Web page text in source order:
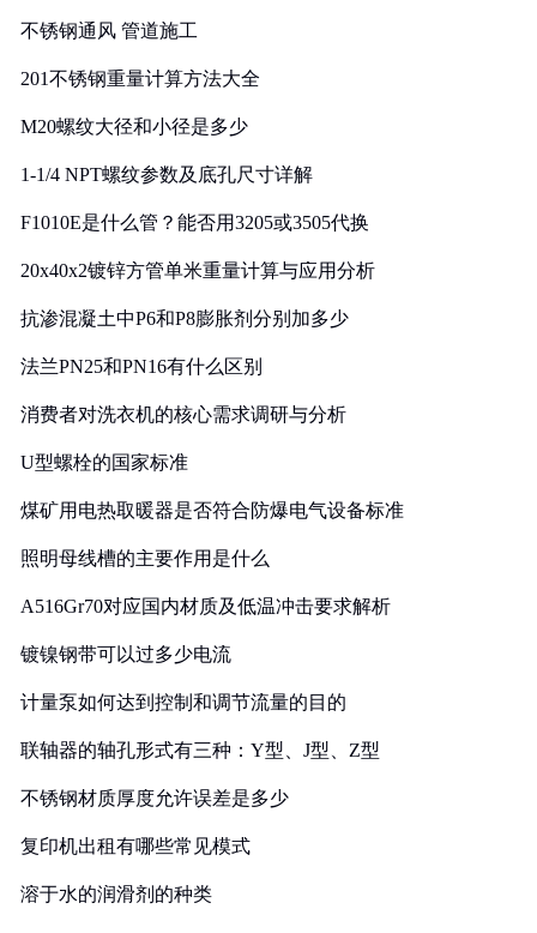
不锈钢通风 管道施工
201不锈钢重量计算方法大全
M20螺纹大径和小径是多少
1-1/4 NPT螺纹参数及底孔尺寸详解
F1010E是什么管？能否用3205或3505代换
20x40x2镀锌方管单米重量计算与应用分析
抗渗混凝土中P6和P8膨胀剂分别加多少
法兰PN25和PN16有什么区别
消费者对洗衣机的核心需求调研与分析
U型螺栓的国家标准
煤矿用电热取暖器是否符合防爆电气设备标准
照明母线槽的主要作用是什么
A516Gr70对应国内材质及低温冲击要求解析
镀镍钢带可以过多少电流
计量泵如何达到控制和调节流量的目的
联轴器的轴孔形式有三种：Y型、J型、Z型
不锈钢材质厚度允许误差是多少
复印机出租有哪些常见模式
溶于水的润滑剂的种类